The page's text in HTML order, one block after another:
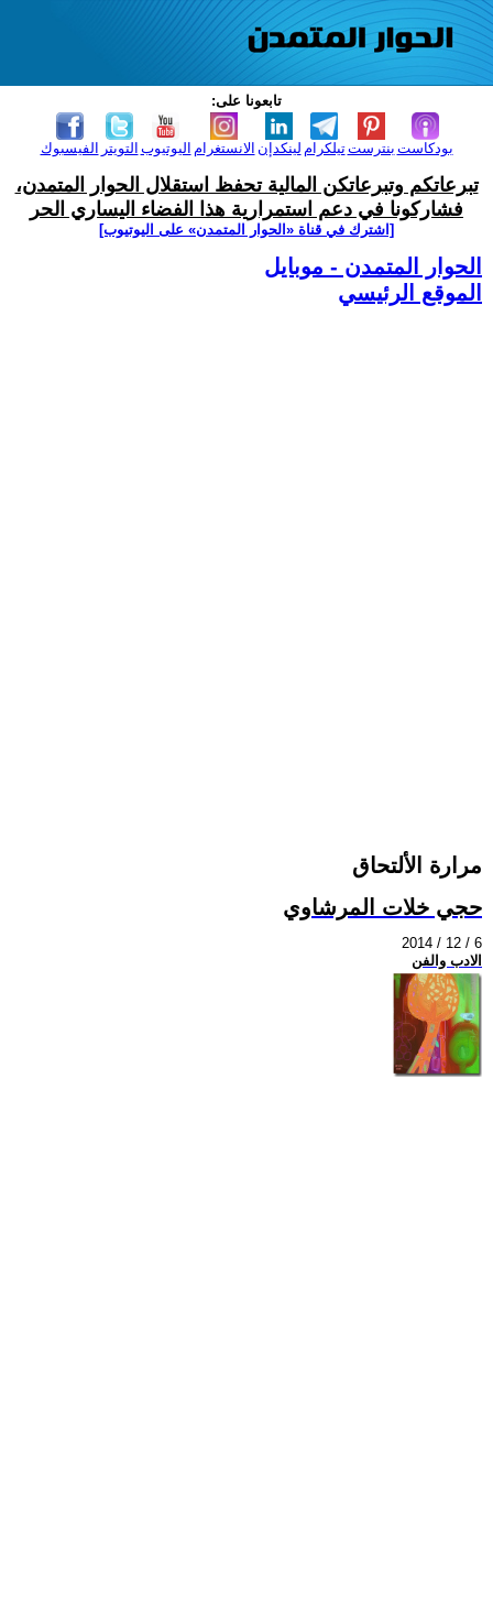
تابعونا على:
الفيسبوك التويتر اليوتيوب الانستغرام لينكدإن تيلكرامبنترست بودكاست
تبرعاتكم وتبرعاتكن المالية تحفظ استقلال الحوار المتمدن،
فشاركونا في دعم استمرارية هذا الفضاء اليساري الحر
[اشترك في قناة ‫«الحوار المتمدن» على اليوتيوب]
الحوار المتمدن - موبايل
الموقع الرئيسي
مرارة الألتحاق
حجي خلات المرشاوي
2014 / 12 / 6
الادب والفن